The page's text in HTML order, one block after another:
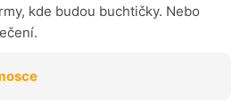
kde budou buchtičky. Nebo